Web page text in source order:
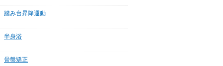
踏み台昇降運動
半身浴
骨盤矯正